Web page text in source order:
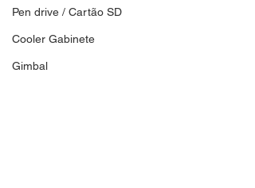
Pen drive / Cartão SD
Cooler Gabinete
Gimbal